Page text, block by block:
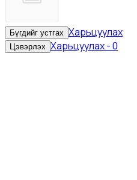
Бүгдийг устгах Харьцуулах
Цэвэрлэх Харьцуулах-0